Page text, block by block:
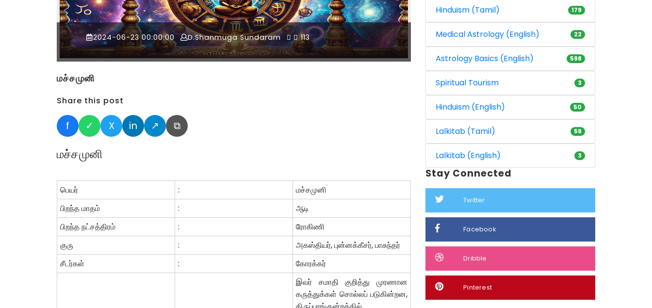
2024-06-23 00:00:00 D.Shanmuga Sundaram 113
மச்சமுனி
Share this post
f ✓ X in ↗ ⧉
மச்சமுனி
பெயர் :
மச்சமுனி
பிறந்த மாதம்
:
ஆடி
பிறந்த நட்சத்திரம்
:
ரோகிணி
குரு
:
அகஸ்தியர், புன்னக்கீசர், பாசுந்தர்
சீடர்கள்
: கோரக்கர்
இவர் சமாதி குறித்து முரணான
கருத்துக்கள் சொல்லப் படுகின்றன,
Hinduism (Tamil) 179
Medical Astrology (English) 22
Astrology Basics (English) 598
Spiritual Tourism 3
Hinduism (English) 50
Lalkitab (Tamil) 58
Lalkitab (English) 3
Stay Connected
Twitter
Facebook
Dribble
Pinterest